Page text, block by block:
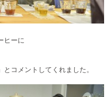
ヒーに
コメントしてくれました。